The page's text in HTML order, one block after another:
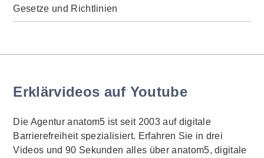
Gesetze und Richtlinien
Erklärvideos auf Youtube
Die Agentur anatom5 ist seit 2003 auf digitale
Barrierefreiheit spezialisiert. Erfahren Sie in drei
Videos und 90 Sekunden alles über anatom5, digitale